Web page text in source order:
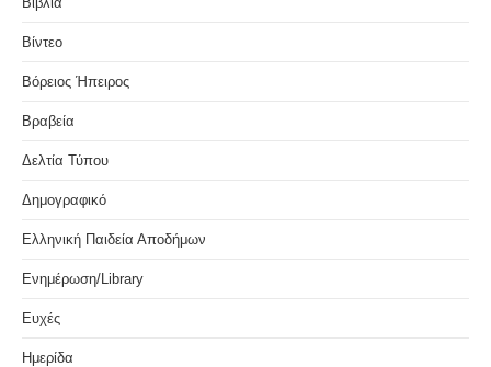
Βίντεο
Βόρειος Ήπειρος
Βραβεία
Δελτία Τύπου
Δημογραφικό
Ελληνική Παιδεία Αποδήμων
Ενημέρωση/Library
Ευχές
Ημερίδα